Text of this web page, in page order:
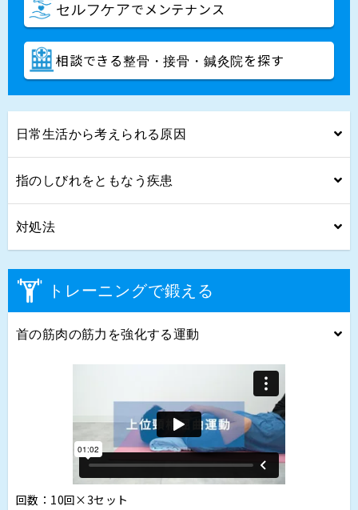
セルフケアでメンテナンス
相談できる整骨・接骨・鍼灸院を探す
日常生活から考えられる原因
指のしびれをともなう疾患
対処法
トレーニングで鍛える
首の筋肉の筋力を強化する運動
回数：10回×3セット